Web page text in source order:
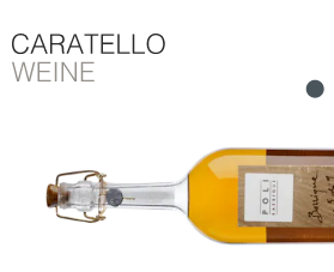
Bildergalerie überspringen